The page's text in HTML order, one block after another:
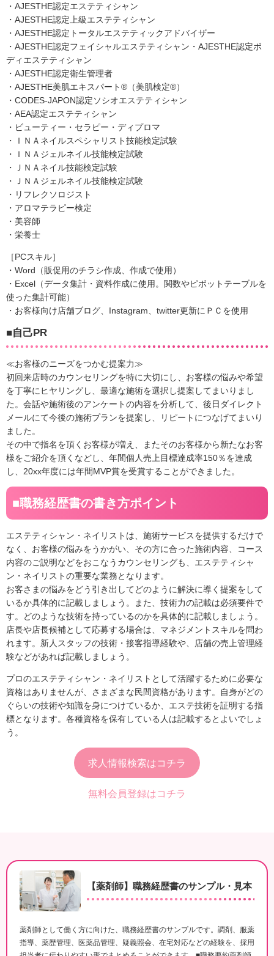
・AJESTHE認定エステティシャン
・AJESTHE認定上級エステティシャン
・AJESTHE認定トータルエステティックアドバイザー
・AJESTHE認定フェイシャルエステティシャン・AJESTHE認定ボ
ディエステティシャン
・AJESTHE認定衛生管理者
・AJESTHE美肌エキスパート®（美肌検定®）
・CODES-JAPON認定ソシオエステティシャン
・AEA認定エステティシャン
・ビューティー・セラピー・ディプロマ
・ＩＮＡネイルスペシャリスト技能検定試験
・ＩＮＡジェルネイル技能検定試験
・ＪＮＡネイル技能検定試験
・ＪＮＡジェルネイル技能検定試験
・リフレクソロジスト
・アロマテラピー検定
・美容師
・栄養士
［PCスキル］
・Word（販促用のチラシ作成、作成で使用）
・Excel（データ集計・資料作成に使用。関数やピボットテーブルを
使った集計可能）
・お客様向け店舗ブログ、Instagram、twitter更新にＰＣを使用
■自己PR
≪お客様のニーズをつかむ提案力≫
初回来店時のカウンセリングを特に大切にし、お客様の悩みや希望
を丁寧にヒヤリングし、最適な施術を選択し提案してまいりまし
た。会話や施術後のアンケートの内容を分析して、後日ダイレクト
メールにて今後の施術プランを提案し、リピートにつなげてまいり
ました。
その中で指名を頂くお客様が増え、またそのお客様から新たなお客
様をご紹介を頂くなどし、年間個人売上目標達成率150％を達成
し、20xx年度には年間MVP賞を受賞することができました。
■職務経歴書の書き方ポイント
エステティシャン・ネイリストは、施術サービスを提供するだけで
なく、お客様の悩みをうかがい、その方に合った施術内容、コース
内容のご説明などをおこなうカウンセリングも、エステティシャ
ン・ネイリストの重要な業務となります。
お客さまの悩みをどう引き出してどのように解決に導く提案をして
いるか具体的に記載しましょう。また、技術力の記載は必須要件で
す。どのような技術を持っているのかを具体的に記載しましょう。
店長や店長候補として応募する場合は、マネジメントスキルを問わ
れます。新人スタッフの技術・接客指導経験や、店舗の売上管理経
験などがあれば記載しましょう。
プロのエステティシャン・ネイリストとして活躍するために必要な
資格はありませんが、さまざまな民間資格があります。自身がどの
ぐらいの技術や知識を身につけているか、エステ技術を証明する指
標となります。各種資格を保有している人は記載するとよいでしょ
う。
求人情報検索はコチラ
無料会員登録はコチラ
【薬剤師】職務経歴書のサンプル・見本
薬剤師として働く方に向けた、職務経歴書のサンプルです。調剤、服薬
指導、薬歴管理、医薬品管理、疑義照会、在宅対応などの経験を、採用